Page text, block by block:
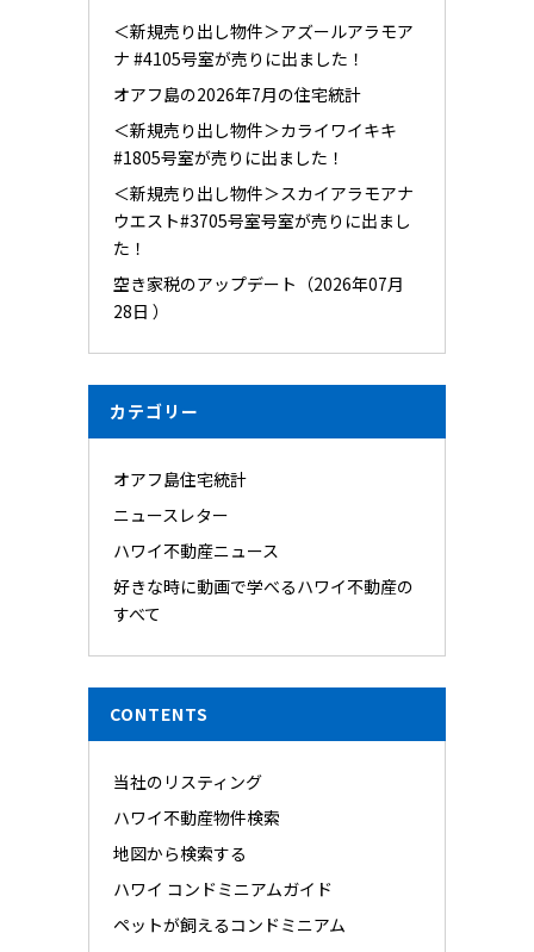
＜新規売り出し物件＞アズールアラモア
ナ #4105号室が売りに出ました！
オアフ島の2026年7月の住宅統計
＜新規売り出し物件＞カライワイキキ
#1805号室が売りに出ました！
＜新規売り出し物件＞スカイアラモアナ
ウエスト#3705号室号室が売りに出まし
た！
空き家税のアップデート（2026年07月
28日 ）
カテゴリー
オアフ島住宅統計
ニュースレター
ハワイ不動産ニュース
好きな時に動画で学べるハワイ不動産の
すべて
CONTENTS
当社のリスティング
ハワイ不動産物件検索
地図から検索する
ハワイ コンドミニアムガイド
ペットが飼えるコンドミニアム